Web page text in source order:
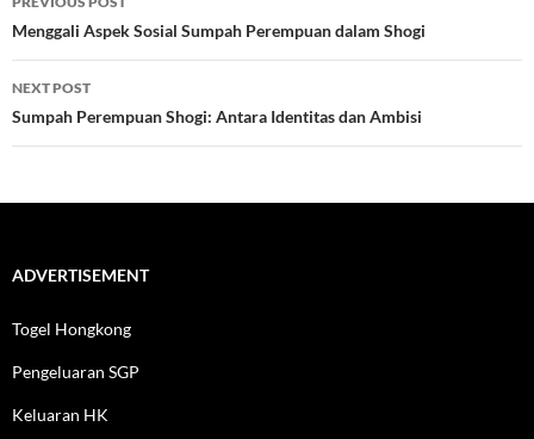
navigation
Menggali Aspek Sosial Sumpah Perempuan dalam Shogi
NEXT POST
Sumpah Perempuan Shogi: Antara Identitas dan Ambisi
ADVERTISEMENT
Togel Hongkong
Pengeluaran SGP
Keluaran HK